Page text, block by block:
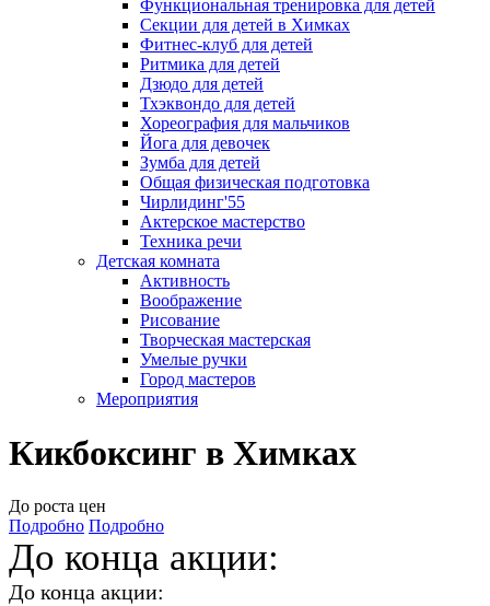
Функциональная тренировка для детей
Секции для детей в Химках
Фитнес-клуб для детей
Ритмика для детей
Дзюдо для детей
Тхэквондо для детей
Хореография для мальчиков
Йога для девочек
Зумба для детей
Общая физическая подготовка
Чирлидинг'55
Актерское мастерство
Техника речи
Детская комната
Активность
Воображение
Рисование
Творческая мастерская
Умелые ручки
Город мастеров
Мероприятия
Кикбоксинг в Химках
До роста цен
Подробно Подробно
До конца акции:
До конца акции: